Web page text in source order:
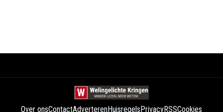
Over onsContactAdverterenHuisregelsPrivacyRSSCookies